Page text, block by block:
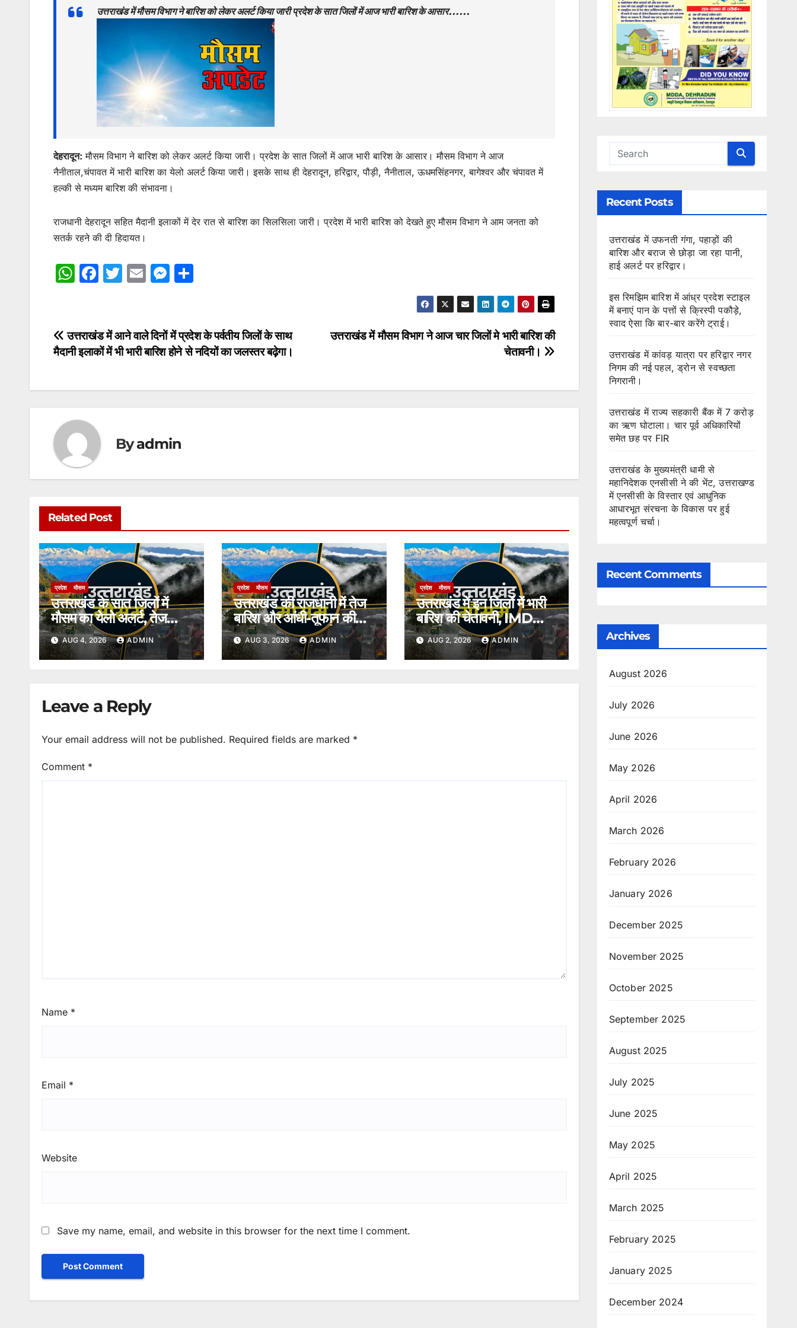
at
c
e
b
o
o
k
itt
er
ai
l
s
s
e
n
g
er
ar
e
उत्तराखंड में मौसम विभाग ने बारिश को लेकर अलर्ट किया जारी प्रदेश के सात जिलों में आज भारी बारिश के आसार……
देहरादून: मौसम विभाग ने बारिश को लेकर अलर्ट किया जारी। प्रदेश के सात जिलों में आज भारी बारिश के आसार। मौसम विभाग ने आज
नैनीताल,चंपावत में भारी बारिश का येलो अलर्ट किया जारी। इसके साथ ही देहरादून, हरिद्वार, पौड़ी, नैनीताल, ऊधमसिंहनगर, बागेश्वर और चंपावत में
हल्की से मध्यम बारिश की संभावना।
राजधानी देहरादून सहित मैदानी इलाकों में देर रात से बारिश का सिलसिला जारी। प्रदेश में भारी बारिश को देखते हुए मौसम विभाग ने आम जनता को
सतर्क रहने की दी हिदायत।
W
s
A
p
F
e
b
o
T
er
E
l
M
s
e
g
e
Post
navigation
उत्तराखंड में मौसम विभाग ने आज चार जिलों मे भारी बारिश की
चेतावनी।
उत्तराखंड में आने वाले दिनों में प्रदेश के पर्वतीय जिलों के साथ
मैदानी इलाकों में भी भारी बारिश होने से नदियों का जलस्तर बढ़ेगा।
Byadmin
Related Post
प्रदेश मौसम
उत्तराखंड के सात जिलों में
मौसम का येलो अलर्ट, तेज
बारिश और आकाशीय बिजली
की चेतावनी।
AUG 4, 2026 ADMIN
प्रदेश मौसम
उत्तराखंड की राजधानी में तेज
बारिश और आंधी-तूफान की
चेतावनी, IMD अलर्ट।
AUG 3, 2026 ADMIN
प्रदेश मौसम
उत्तराखंड में इन जिलों में भारी
बारिश की चेतावनी, IMD
अलर्ट।
AUG 2, 2026 ADMIN
Leave a Reply
Your email address will not be published. Required fields are marked *
Comment *
Name *
Email *
Website
Save my name, email, and website in this browser for the next time I comment.
Recent Posts
उत्तराखंड में उफनती गंगा, पहाड़ों की
बारिश और बराज से छोड़ा जा रहा पानी,
हाई अलर्ट पर हरिद्वार।
इस रिमझिम बारिश में आंध्र प्रदेश स्टाइल
में बनाएं पान के पत्तों से क्रिस्पी पकौड़े,
स्वाद ऐसा कि बार-बार करेंगे ट्राई।
उत्तराखंड में कांवड़ यात्रा पर हरिद्वार नगर
निगम की नई पहल, ड्रोन से स्वच्छता
निगरानी।
उत्तराखंड में राज्य सहकारी बैंक में 7 करोड़
का ऋण घोटाला। चार पूर्व अधिकारियों
समेत छह पर FIR
उत्तराखंड के मुख्यमंत्री धामी से
महानिदेशक एनसीसी ने की भेंट, उत्तराखण्ड
में एनसीसी के विस्तार एवं आधुनिक
आधारभूत संरचना के विकास पर हुई
महत्वपूर्ण चर्चा।
Recent Comments
Archives
August 2026
July 2026
June 2026
May 2026
April 2026
March 2026
February 2026
January 2026
December 2025
November 2025
October 2025
September 2025
August 2025
July 2025
June 2025
May 2025
April 2025
March 2025
February 2025
January 2025
December 2024